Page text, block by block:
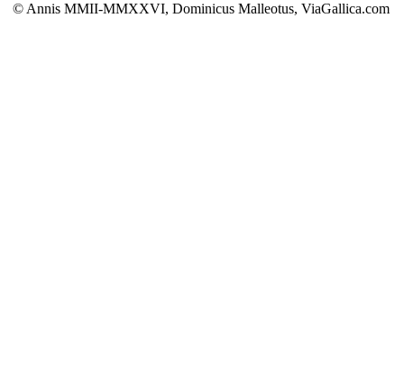
© Annis MMII-MMXXVI, Dominicus Malleotus, ViaGallica.com